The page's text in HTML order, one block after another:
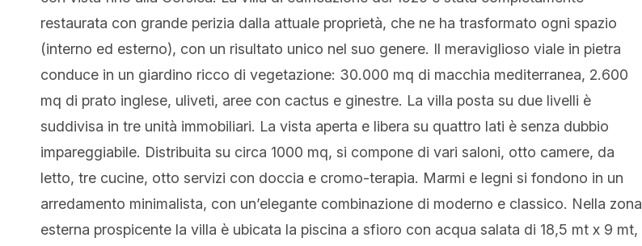
restaurata con grande perizia dalla attuale proprietà, che ne ha trasformato ogni spazio
(interno ed esterno), con un risultato unico nel suo genere. Il meraviglioso viale in pietra
conduce in un giardino ricco di vegetazione: 30.000 mq di macchia mediterranea, 2.600
mq di prato inglese, uliveti, aree con cactus e ginestre. La villa posta su due livelli è
suddivisa in tre unità immobiliari. La vista aperta e libera su quattro lati è senza dubbio
impareggiabile. Distribuita su circa 1000 mq, si compone di vari saloni, otto camere, da
letto, tre cucine, otto servizi con doccia e cromo-terapia. Marmi e legni si fondono in un
arredamento minimalista, con un’elegante combinazione di moderno e classico. Nella zona
esterna prospicente la villa è ubicata la piscina a sfioro con acqua salata di 18,5 mt x 9 mt,